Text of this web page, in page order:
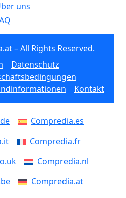
uns
– All Rights Reserved.
Datenschutz
Kontakt
Compredia.es
Compredia.fr
Compredia.nl
Compredia.at